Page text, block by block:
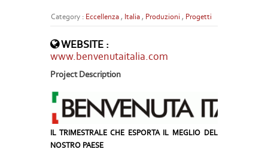
Category : Eccellenza , Italia , Produzioni , Progetti
WEBSITE :
www.benvenutaitalia.com
Project Description
IL TRIMESTRALE CHE ESPORTA IL MEGLIO DEL
NOSTRO PAESE